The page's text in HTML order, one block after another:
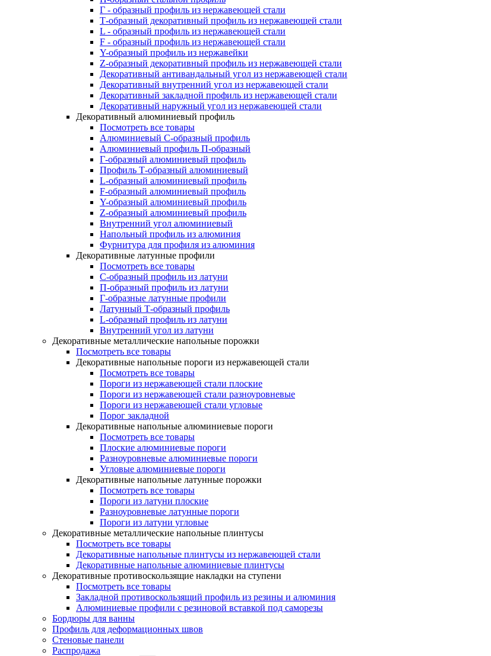
Г - образный профиль из нержавеющей стали
Т-образный декоративный профиль из нержавеющей стали
L - образный профиль из нержавеющей стали
F - образный профиль из нержавеющей стали
Y-образный профиль из нержавейки
Z-образный декоративный профиль из нержавеющей стали
Декоративный антивандальный угол из нержавеющей стали
Декоративный внутренний угол из нержавеющей стали
Декоративный закладной профиль из нержавеющей стали
Декоративный наружный угол из нержавеющей стали
Декоративный алюминиевый профиль
Посмотреть все товары
Алюминиевый С-образный профиль
Алюминиевый профиль П-образный
Г-образный алюминиевый профиль
Профиль Т-образный алюминиевый
L-образный алюминиевый профиль
F-образный алюминиевый профиль
Y-образный алюминиевый профиль
Z-образный алюминиевый профиль
Внутренний угол алюминиевый
Напольный профиль из алюминия
Фурнитура для профиля из алюминия
Декоративные латунные профили
Посмотреть все товары
C-образный профиль из латуни
П-образный профиль из латуни
Г-образные латунные профили
Латунный Т-образный профиль
L-образный профиль из латуни
Внутренний угол из латуни
Декоративные металлические напольные порожки
Посмотреть все товары
Декоративные напольные пороги из нержавеющей стали
Посмотреть все товары
Пороги из нержавеющей стали плоские
Пороги из нержавеющей стали разноуровневые
Пороги из нержавеющей стали угловые
Порог закладной
Декоративные напольные алюминиевые пороги
Посмотреть все товары
Плоские алюминиевые пороги
Разноуровневые алюминиевые пороги
Угловые алюминиевые пороги
Декоративные напольные латунные порожки
Посмотреть все товары
Пороги из латуни плоские
Разноуровневые латунные пороги
Пороги из латуни угловые
Декоративные металлические напольные плинтусы
Посмотреть все товары
Декоративные напольные плинтусы из нержавеющей стали
Декоративные напольные алюминиевые плинтусы
Декоративные противоскользящие накладки на ступени
Посмотреть все товары
Закладной противоскользящий профиль из резины и алюминия
Алюминиевые профили с резиновой вставкой под саморезы
Бордюры для ванны
Профиль для деформационных швов
Стеновые панели
Распродажа